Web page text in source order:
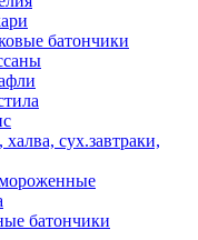
батончики
сух.завтраки,
батончики